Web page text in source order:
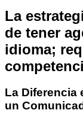
La
de tener
idioma;
La Diferencia
un